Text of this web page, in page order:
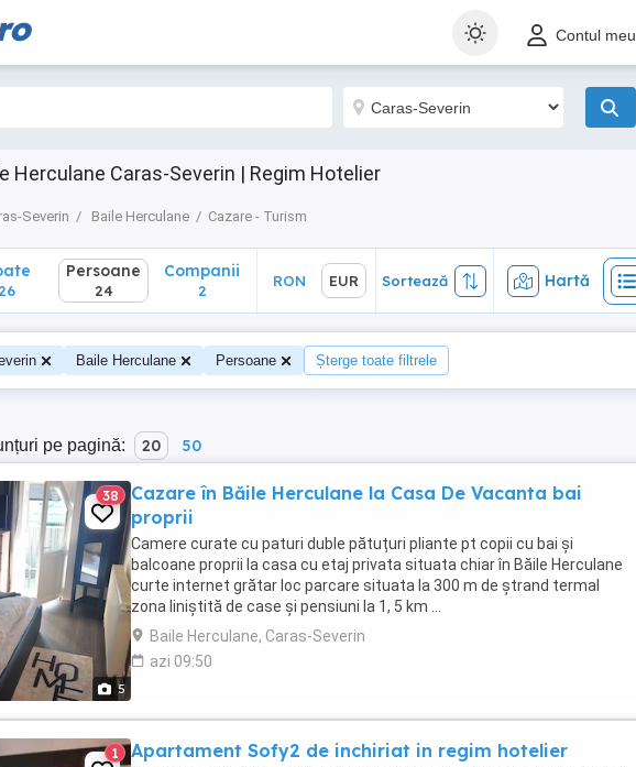
Contul meu
Herculane Caras-Severin | Regim Hotelier
Severin Baile Herculane Cazare - Turism
Hartă
26
Persoane
24
Companii
2
RON EUR Sortează Hartă
Baile Herculane Persoane Șterge toate filtrele
pe pagină: 20 50
5
38
Cazare în Băile Herculane la Casa De Vacanta bai
proprii
Camere curate cu paturi duble pătuțuri pliante pt copii cu bai și
balcoane proprii la casa cu etaj privata situata chiar în Băile Herculane
curte internet grătar loc parcare situata la 300 m de ștrand termal
zona liniștită de case și pensiuni la 1, 5 km ...
Baile Herculane, Caras-Severin
azi 09:50
1 Apartament Sofy2 de inchiriat in regim hotelier